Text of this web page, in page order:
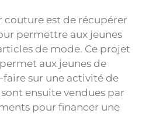
couture est de récupérer
permettre aux jeunes
de mode. Ce projet
aux jeunes de
sur une activité de
ensuite vendues par
pour financer une